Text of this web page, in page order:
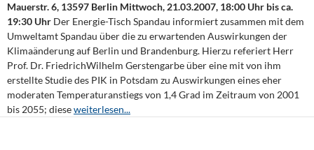
Mauerstr. 6, 13597 Berlin Mittwoch, 21.03.2007, 18:00 Uhr bis ca.
19:30 Uhr Der Energie-Tisch Spandau informiert zusammen mit dem
Umweltamt Spandau über die zu erwartenden Auswirkungen der
Klimaänderung auf Berlin und Brandenburg. Hierzu referiert Herr
Prof. Dr. FriedrichWilhelm Gerstengarbe über eine mit von ihm
erstellte Studie des PIK in Potsdam zu Auswirkungen eines eher
moderaten Temperaturanstiegs von 1,4 Grad im Zeitraum von 2001
bis 2055; dieseweiterlesen...